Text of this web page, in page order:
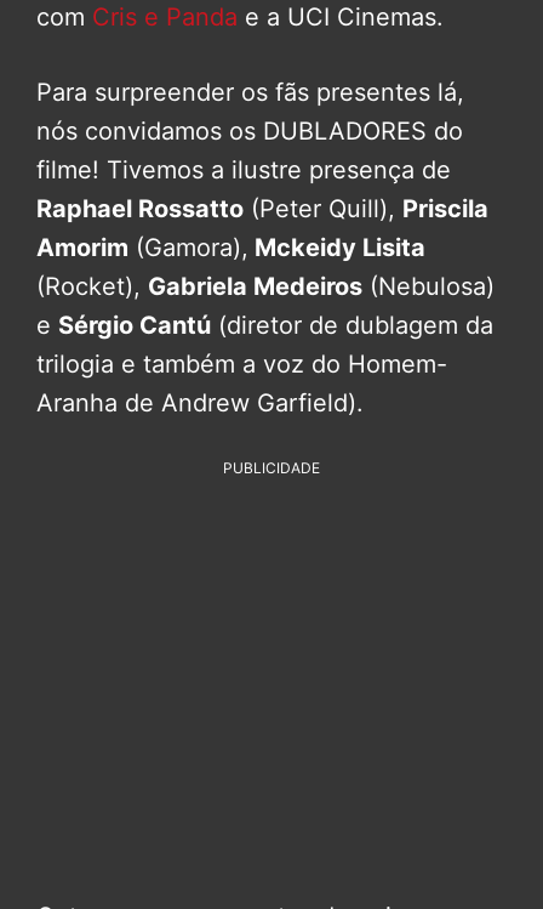
com Cris e Panda e a UCI Cinemas.
Para surpreender os fãs presentes lá,
nós convidamos os DUBLADORES do
filme! Tivemos a ilustre presença de
Raphael Rossatto (Peter Quill), Priscila
Amorim (Gamora), Mckeidy Lisita
(Rocket), Gabriela Medeiros (Nebulosa)
e Sérgio Cantú (diretor de dublagem da
trilogia e também a voz do Homem-
Aranha de Andrew Garfield).
PUBLICIDADE